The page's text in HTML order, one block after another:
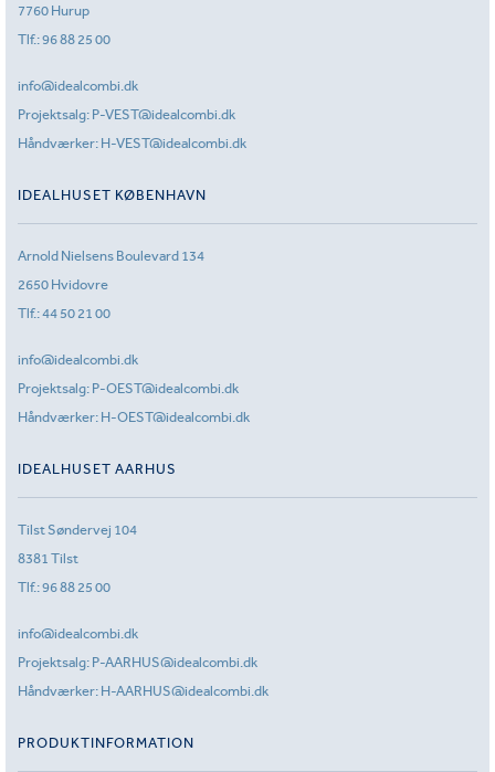
7760 Hurup
Tlf.:96 88 25 00
info@idealcombi.dk
Projektsalg: P-VEST@idealcombi.dk
Håndværker: H-VEST@idealcombi.dk
IDEALHUSET KØBENHAVN
Arnold Nielsens Boulevard 134
2650 Hvidovre
Tlf.:44 50 21 00
info@idealcombi.dk
Projektsalg: P-OEST@idealcombi.dk
Håndværker: H-OEST@idealcombi.dk
IDEALHUSET AARHUS
Tilst Søndervej 104
8381 Tilst
Tlf.:96 88 25 00
info@idealcombi.dk
Projektsalg: P-AARHUS@idealcombi.dk
Håndværker: H-AARHUS@idealcombi.dk
PRODUKTINFORMATION